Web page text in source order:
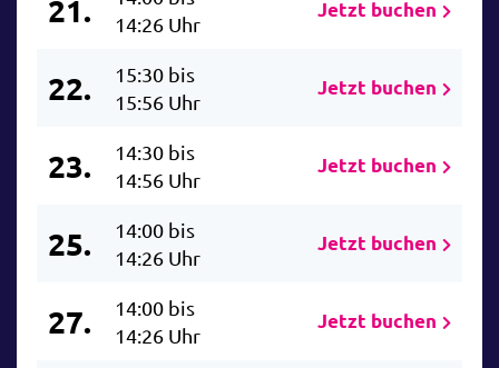
21.
14:26 Uhr
Jetzt buchen
22.
15:30 bis
15:56 Uhr
Jetzt buchen
23.
14:30 bis
14:56 Uhr
Jetzt buchen
25.
14:00 bis
14:26 Uhr
Jetzt buchen
27.
14:00 bis
14:26 Uhr
Jetzt buchen